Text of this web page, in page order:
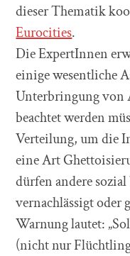
dieser Thematik
Eurocities.
Die ExpertInnen
einige wesentliche
Unterbringung von
beachtet werden
Verteilung, um die
eine Art
dürfen andere
vernachlässigt oder
Warnung lautet:
(nicht nur